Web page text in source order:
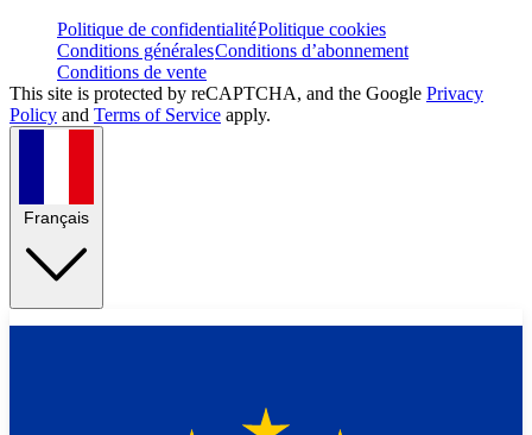
Politique de confidentialitéPolitique cookies
Conditions généralesConditions d’abonnement
Conditions de vente
This site is protected by reCAPTCHA, and the Google Privacy
Policy and Terms of Service apply.
Français